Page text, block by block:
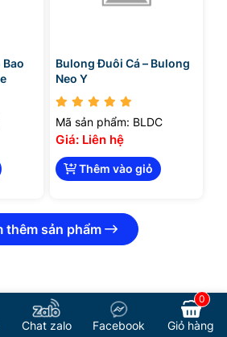
Bao
Bulong Đuôi Cá – Bulong
Neo Y
Mã sản phẩm: BLDC
Giá: Liên hệ
Thêm vào giỏ
thêm sản phẩm
Chat zalo Facebook Giỏ hàng
0